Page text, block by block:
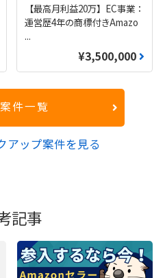
【最高月利益20万】EC事業：
運営歴4年の商標付きAmazo
...
¥3,500,000
案件一覧
アップ案件を見る
記事